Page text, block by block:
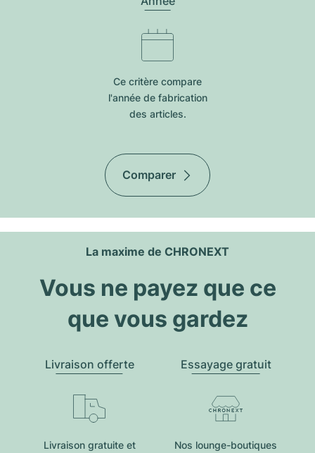
Ce critère compare
l'année de fabrication
des articles.
Comparer
La maxime de CHRONEXT
Vous ne payez que ce
que vous gardez
Livraison offerte
Livraison gratuite et
Essayage gratuit
Nos lounge-boutiques